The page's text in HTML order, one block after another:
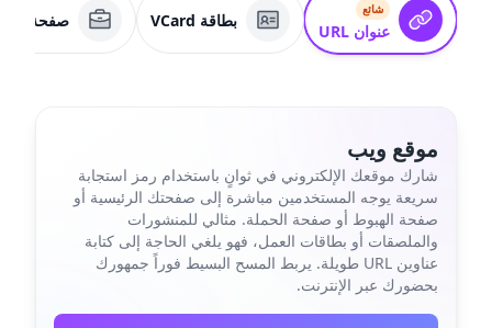
شائع
عنوان URL
بطاقة VCard صفحة
موقع ويب
شارك موقعك الإلكتروني في ثوانٍ باستخدام رمز استجابة
سريعة يوجه المستخدمين مباشرة إلى صفحتك الرئيسية أو
صفحة الهبوط أو صفحة الحملة. مثالي للمنشورات
والملصقات أو بطاقات العمل، فهو يلغي الحاجة إلى كتابة
عناوين URL طويلة. يربط المسح البسيط فوراً جمهورك
بحضورك عبر الإنترنت.